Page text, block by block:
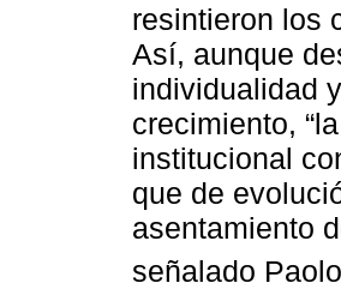
resintieron los
Así, aunque
individualidad
crecimiento,
institucional
que de
asentamiento
señalado